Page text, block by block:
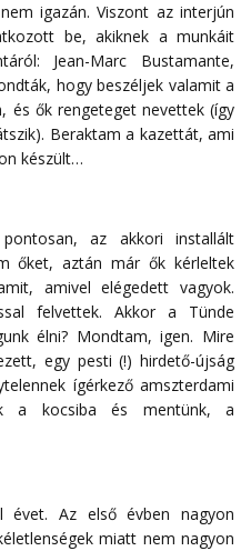
igazán. Viszont az interjún
be, akiknek a munkáit
Jean-Marc Bustamante,
hogy beszéljek valamit a
és ők rengeteget nevettek (így
Beraktam a kazettát, ami
készült…
az akkori installált
őket, aztán már ők kérleltek
amivel elégedett vagyok.
felvettek. Akkor a Tünde
élni? Mondtam, igen. Mire
egy pesti (!) hirdető-újság
ígérkező amszterdami
a kocsiba és mentünk, a
évet. Az első évben nagyon
miatt nem nagyon